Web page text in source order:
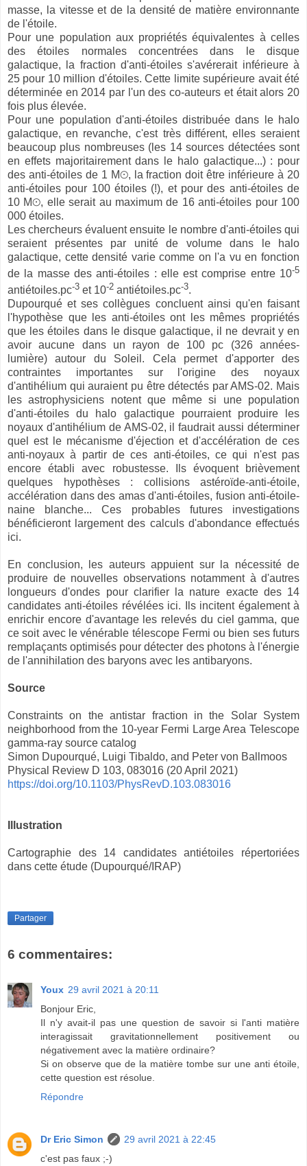
masse, la vitesse et de la densité de matière environnante
de l'étoile.
Pour une population aux propriétés équivalentes à celles
des étoiles normales concentrées dans le disque
galactique, la fraction d'anti-étoiles s'avérerait inférieure à
25 pour 10 million d'étoiles. Cette limite supérieure avait été
déterminée en 2014 par l'un des co-auteurs et était alors 20
fois plus élevée.
Pour une population d'anti-étoiles distribuée dans le halo
galactique, en revanche, c'est très différent, elles seraient
beaucoup plus nombreuses (les 14 sources détectées sont
en effets majoritairement dans le halo galactique...) : pour
des anti-étoiles de 1 M⊙, la fraction doit être inférieure à 20
anti-étoiles pour 100 étoiles (!), et pour des anti-étoiles de
10 M⊙, elle serait au maximum de 16 anti-étoiles pour 100
000 étoiles.
Les chercheurs évaluent ensuite le nombre d'anti-étoiles qui
seraient présentes par unité de volume dans le halo
galactique, cette densité varie comme on l'a vu en fonction
de la masse des anti-étoiles : elle est comprise entre 10-5
antiétoiles.pc-3 et 10-2 antiétoiles.pc-3.
Dupourqué et ses collègues concluent ainsi qu'en faisant
l'hypothèse que les anti-étoiles ont les mêmes propriétés
que les étoiles dans le disque galactique, il ne devrait y en
avoir aucune dans un rayon de 100 pc (326 années-
lumière) autour du Soleil. Cela permet d'apporter des
contraintes importantes sur l'origine des noyaux
d'antihélium qui auraient pu être détectés par AMS-02. Mais
les astrophysiciens notent que même si une population
d'anti-étoiles du halo galactique pourraient produire les
noyaux d'antihélium de AMS-02, il faudrait aussi déterminer
quel est le mécanisme d'éjection et d'accélération de ces
anti-noyaux à partir de ces anti-étoiles, ce qui n'est pas
encore établi avec robustesse. Ils évoquent brièvement
quelques hypothèses : collisions astéroïde-anti-étoile,
accélération dans des amas d'anti-étoiles, fusion anti-étoile-
naine blanche... Ces probables futures investigations
bénéficieront largement des calculs d'abondance effectués
ici.
En conclusion, les auteurs appuient sur la nécessité de
produire de nouvelles observations notamment à d'autres
longueurs d'ondes pour clarifier la nature exacte des 14
candidates anti-étoiles révélées ici. Ils incitent également à
enrichir encore d'avantage les relevés du ciel gamma, que
ce soit avec le vénérable télescope Fermi ou bien ses futurs
remplaçants optimisés pour détecter des photons à l'énergie
de l'annihilation des baryons avec les antibaryons.
Source
Constraints on the antistar fraction in the Solar System
neighborhood from the 10-year Fermi Large Area Telescope
gamma-ray source catalog
Simon Dupourqué, Luigi Tibaldo, and Peter von Ballmoos
Physical Review D 103, 083016 (20 April 2021)
https://doi.org/10.1103/PhysRevD.103.083016
Illustration
Cartographie des 14 candidates antiétoiles répertoriées
dans cette étude (Dupourqué/IRAP)
Partager
6 commentaires:
Youx 29 avril 2021 à 20:11
Bonjour Eric,
Il n'y avait-il pas une question de savoir si l'anti matière
interagissait gravitationnellement positivement ou
négativement avec la matière ordinaire?
Si on observe que de la matière tombe sur une anti étoile,
cette question est résolue.
Répondre
Dr Eric Simon
29 avril 2021 à 22:45
c'est pas faux ;-)